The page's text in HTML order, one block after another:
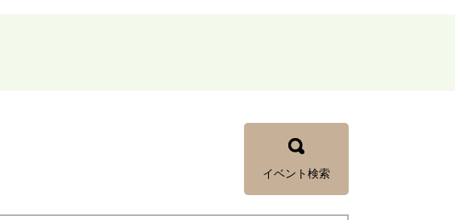
イベント検索